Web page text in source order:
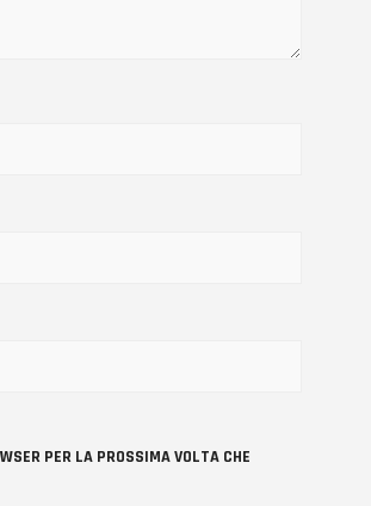
PER LA PROSSIMA VOLTA CHE